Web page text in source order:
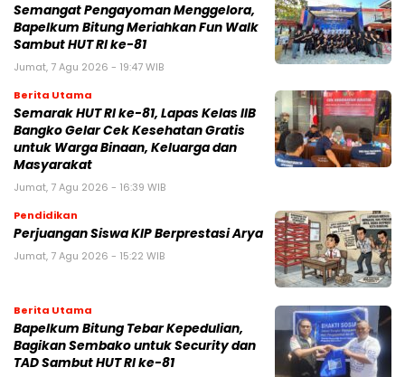
Semangat Pengayoman Menggelora,
Bapelkum Bitung Meriahkan Fun Walk
Sambut HUT RI ke-81
Jumat, 7 Agu 2026 - 19:47 WIB
Berita Utama
Semarak HUT RI ke-81, Lapas Kelas IIB
Bangko Gelar Cek Kesehatan Gratis
untuk Warga Binaan, Keluarga dan
Masyarakat
Jumat, 7 Agu 2026 - 16:39 WIB
Pendidikan
Perjuangan Siswa KIP Berprestasi Arya
Jumat, 7 Agu 2026 - 15:22 WIB
Berita Utama
Bapelkum Bitung Tebar Kepedulian,
Bagikan Sembako untuk Security dan
TAD Sambut HUT RI ke-81